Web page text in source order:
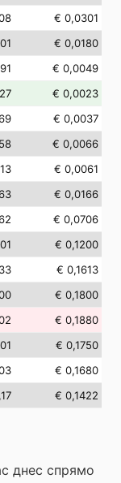
€ 0,0301
€ 0,0180
€ 0,0049
€ 0,0023
€ 0,0037
€ 0,0066
€ 0,0061
€ 0,0166
€ 0,0706
€ 0,1200
€ 0,1613
€ 0,1800
€ 0,1880
€ 0,1750
€ 0,1680
€ 0,1422
днес спрямо